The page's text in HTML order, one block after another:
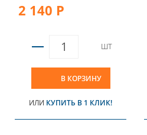
2 140 Р
ШТ
В КОРЗИНУ
ИЛИ КУПИТЬ В 1 КЛИК!